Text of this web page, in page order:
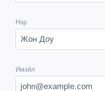
Нэр
Имэйл